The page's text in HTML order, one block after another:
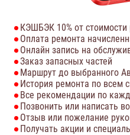
КЭШБЭК 10% от стоимости
Оплата ремонта
Онлайн запись на
Заказ запасных частей
Маршрут до выбранного
История ремонта по всем
Все рекомендации по
Позвонить или написать
Отзыв или пожелание
Получать акции и